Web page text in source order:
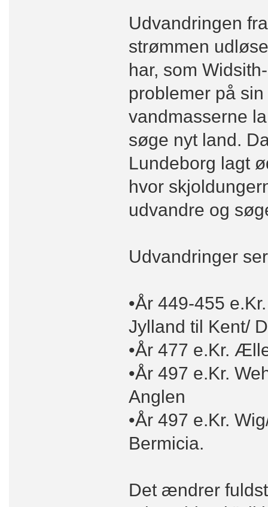
Udvandringen
strømmen
har, som
problemer på
vandmasserne
søge nyt land.
Lundeborg lagt
hvor
udvandre og
Udvandringer
•År 449-455
Jylland til Kent/
•År 477 e.Kr.
•År 497 e.Kr.
Anglen
•År 497 e.Kr.
Bermicia.
Det ændrer